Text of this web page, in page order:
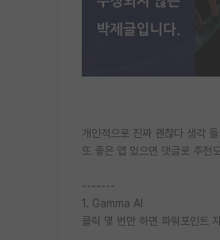
개인적으로 진짜 괜찮다 생각
또 좋은 앱 있으면 댓글로 추천
-------
1. Gamma AI
클릭 몇 번만 하면 파워포인트